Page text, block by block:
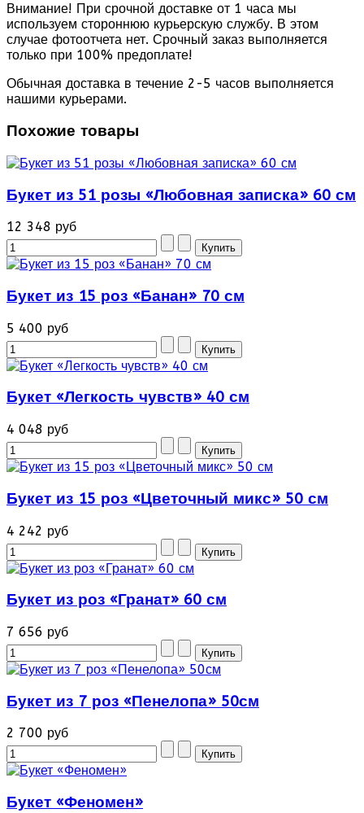
Внимание! При срочной доставке от 1 часа мы
используем стороннюю курьерскую службу. В этом
случае фотоотчета нет. Срочный заказ выполняется
только при 100% предоплате!
Обычная доставка в течение 2-5 часов выполняется
нашими курьерами.
Похожие товары
Букет из 51 розы «Любовная записка» 60 см
12 348 руб
Букет из 15 роз «Банан» 70 см
5 400 руб
Букет «Легкость чувств» 40 см
4 048 руб
Букет из 15 роз «Цветочный микс» 50 см
4 242 руб
Букет из роз «Гранат» 60 см
7 656 руб
Букет из 7 роз «Пенелопа» 50см
2 700 руб
Букет «Феномен»